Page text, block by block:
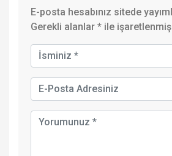
E-posta hesabınız sitede
Gerekli alanlar * ile